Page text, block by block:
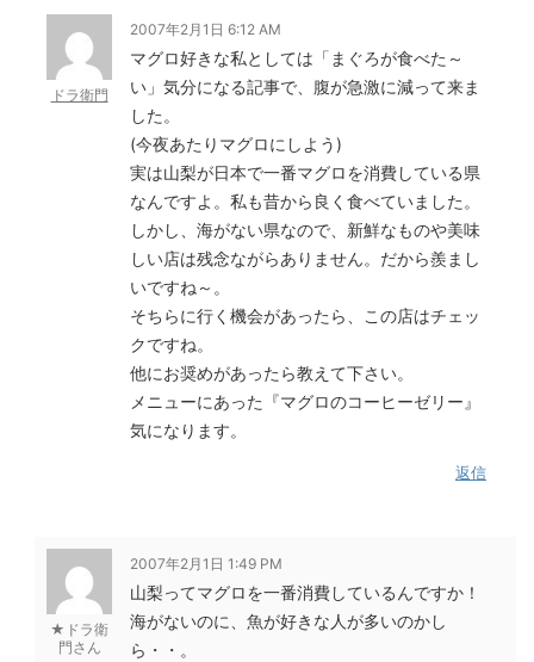
ドラ衛門
2007年2月1日 6:12 AM
マグロ好きな私としては「まぐろが食べた～
い」気分になる記事で、腹が急激に減って来ま
した。
(今夜あたりマグロにしよう)
実は山梨が日本で一番マグロを消費している県
なんですよ。私も昔から良く食べていました。
しかし、海がない県なので、新鮮なものや美味
しい店は残念ながらありません。だから羨まし
いですね～。
そちらに行く機会があったら、この店はチェッ
クですね。
他にお奨めがあったら教えて下さい。
メニューにあった『マグロのコーヒーゼリー』
気になります。
返信
★ドラ衛
門さん
2007年2月1日 1:49 PM
山梨ってマグロを一番消費しているんですか！
海がないのに、魚が好きな人が多いのかし
ら・・。